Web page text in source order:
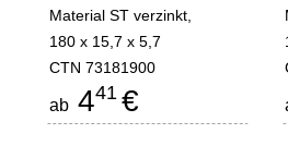
Material ST verzinkt,
180 x 15,7 x 5,7
CTN 73181900
ab 441 €